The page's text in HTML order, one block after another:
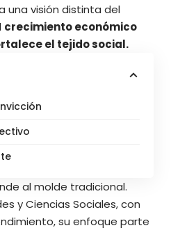
una visión distinta del
crecimiento económico
el tejido social.
al molde tradicional.
y Ciencias Sociales, con
su enfoque parte